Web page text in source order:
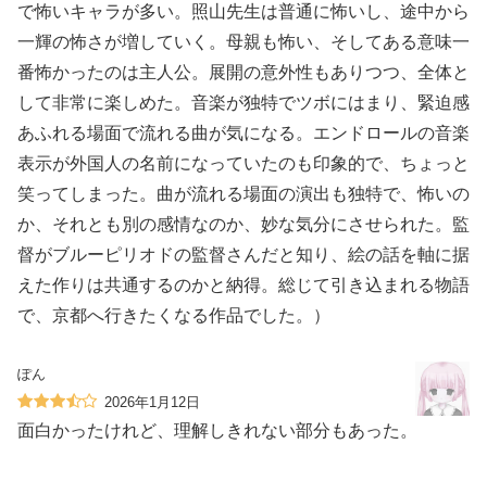
で怖いキャラが多い。照山先生は普通に怖いし、途中から
一輝の怖さが増していく。母親も怖い、そしてある意味一
番怖かったのは主人公。展開の意外性もありつつ、全体と
して非常に楽しめた。音楽が独特でツボにはまり、緊迫感
あふれる場面で流れる曲が気になる。エンドロールの音楽
表示が外国人の名前になっていたのも印象的で、ちょっと
笑ってしまった。曲が流れる場面の演出も独特で、怖いの
か、それとも別の感情なのか、妙な気分にさせられた。監
督がブルーピリオドの監督さんだと知り、絵の話を軸に据
えた作りは共通するのかと納得。総じて引き込まれる物語
で、京都へ行きたくなる作品でした。）
ぽん
2026年1月12日
面白かったけれど、理解しきれない部分もあった。